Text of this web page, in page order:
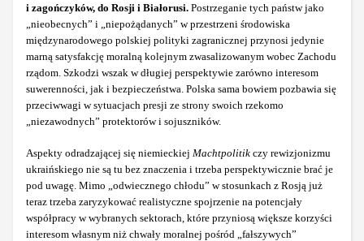
i zagończyków, do Rosji i Białorusi. Postrzeganie tych państw jako
„nieobecnych” i „niepożądanych” w przestrzeni środowiska
międzynarodowego polskiej polityki zagranicznej przynosi jedynie
marną satysfakcję moralną kolejnym zwasalizowanym wobec Zachodu
rządom. Szkodzi wszak w długiej perspektywie zarówno interesom
suwerenności, jak i bezpieczeństwa. Polska sama bowiem pozbawia się
przeciwwagi w sytuacjach presji ze strony swoich rzekomo
„niezawodnych” protektorów i sojuszników.
Aspekty odradzającej się niemieckiej Machtpolitik czy rewizjonizmu
ukraińskiego nie są tu bez znaczenia i trzeba perspektywicznie brać je
pod uwagę. Mimo „odwiecznego chłodu” w stosunkach z Rosją już
teraz trzeba zaryzykować realistyczne spojrzenie na potencjały
współpracy w wybranych sektorach, które przyniosą większe korzyści
interesom własnym niż chwały moralnej pośród „fałszywych”